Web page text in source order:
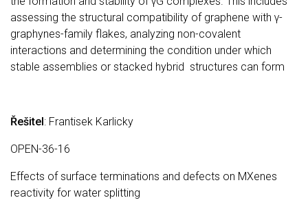
assessing the structural compatibility of graphene with γ-
graphynes-family flakes, analyzing non-covalent
interactions and determining the condition under which
stable assemblies or stacked hybrid structures can form
Řešitel : Frantisek Karlicky
OPEN-36-16
Effects of surface terminations and defects on MXenes
reactivity for water splitting